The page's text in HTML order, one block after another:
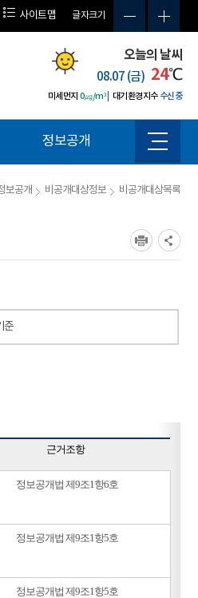
글자크기
사이트맵
오늘의 날씨
08.07 (금) 24℃
미세먼지 0㎍/m³ 대기환경지수 수신중
사
이
정보공개
보공개 비공개대상정보 비공개대상목록
준
근거조항
정보공개법 제9조1항6호
정보공개법 제9조1항5호
정보공개법 제9조1항5호